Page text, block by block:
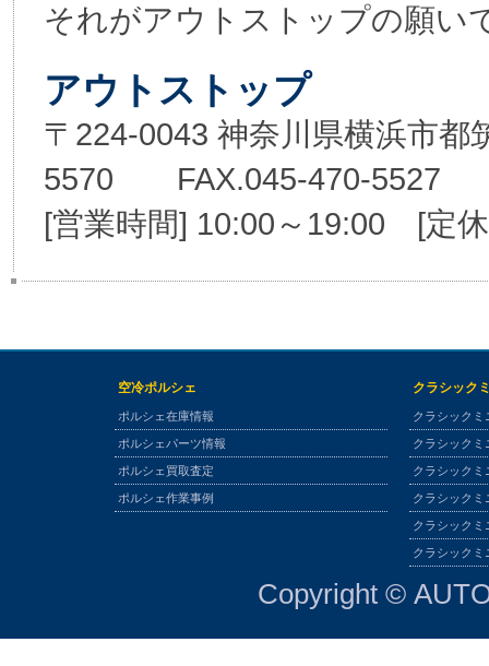
それがアウトストップの願い
アウトストップ
〒224-0043 神奈川県横浜市
5570 FAX.045-470-5527
[営業時間] 10:00～19:00 [定
空冷ポルシェ
ポルシェ在庫情報
ポルシェパーツ情報
ポルシェ買取査定
ポルシェ作業事例
クラシック
クラシックミ
クラシックミ
クラシックミ
クラシックミ
クラシックミ
クラシックミ
Copyright ©